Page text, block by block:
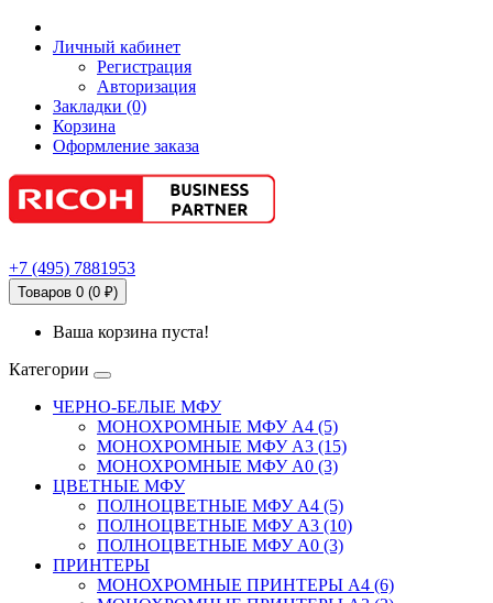
Личный кабинет
Регистрация
Авторизация
Закладки (0)
Корзина
Оформление заказа
+7 (495) 7881953
Товаров 0 (0 ₽)
Ваша корзина пуста!
Категории
ЧЕРНО-БЕЛЫЕ МФУ
МОНОХРОМНЫЕ МФУ А4 (5)
МОНОХРОМНЫЕ МФУ А3 (15)
МОНОХРОМНЫЕ МФУ А0 (3)
ЦВЕТНЫЕ МФУ
ПОЛНОЦВЕТНЫЕ МФУ А4 (5)
ПОЛНОЦВЕТНЫЕ МФУ А3 (10)
ПОЛНОЦВЕТНЫЕ МФУ А0 (3)
ПРИНТЕРЫ
МОНОХРОМНЫЕ ПРИНТЕРЫ А4 (6)